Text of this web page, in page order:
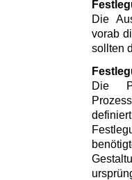
Die
vorab
sollten
Die